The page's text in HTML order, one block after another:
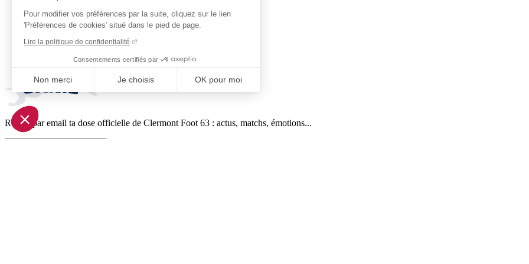
Pour modifier vos préférences par la suite, cliquez sur le lien
'Préférences de cookies' situé dans le pied de page.
Lire la politique de confidentialité
Consentements certifiés par
Non merci Je choisis OK pour moi
Axeptio consent
Plateforme de Gestion du Consentement : Personnalisez vos Options
Notre plateforme vous permet d'adapter et de gérer vos paramètres de confidentialité, en garantissant la conformité avec
Reçois par email ta dose officielle de Clermont Foot 63 : actus, matchs, émotions...